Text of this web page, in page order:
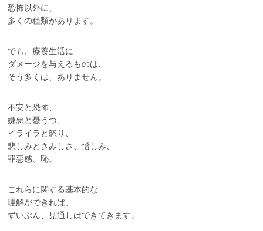
恐怖以外に、
多くの種類があります。
でも、療養生活に
ダメージを与えるものは、
そう多くは、ありません。
不安と恐怖、
嫌悪と憂うつ、
イライラと怒り、
悲しみとさみしさ、憎しみ、
罪悪感、恥。
これらに関する基本的な
理解ができれば、
ずいぶん、見通しはできてきます。